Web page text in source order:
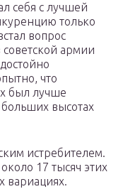
себя с лучшей
только
вопрос
армии
что
был лучше
высотах
истребителем.
17 тысяч этих
вариациях.